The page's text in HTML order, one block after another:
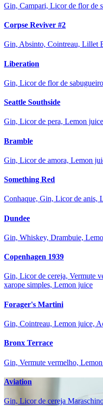
Gin, Campari, Licor de flor de
Corpse Reviver #2
Gin, Absinto, Cointreau, Lillet
Liberation
Gin, Licor de flor de
Seattle Southside
Gin, Licor de pera, Lemon juice
Bramble
Gin, Licor de amora, Lemon
Something Red
Conhaque, Gin, Licor de anis,
Dundee
Gin, Whiskey, Drambuie,
Copenhagen 1939
Gin, Licor de cereja, Vermute
xarope simples, Lemon juice
Forager's Martini
Gin, Cointreau, Lemon juice,
Bronx Terrace
Gin, Vermute vermelho,
Aviation
Gin, Licor de cereja